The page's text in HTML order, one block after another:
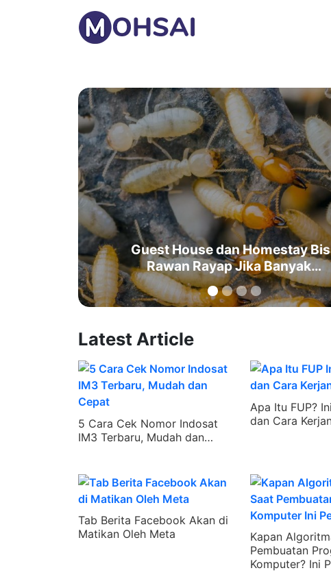
Guest House dan Homestay
Rawan Rayap Jika Banyak…
Latest Article
5 Cara Cek Nomor Indosat
IM3 Terbaru, Mudah dan…
Apa Itu FUP?
dan Cara
Tab Berita Facebook Akan di
Matikan Oleh Meta
Kapan
Pembuatan
Komputer? Ini